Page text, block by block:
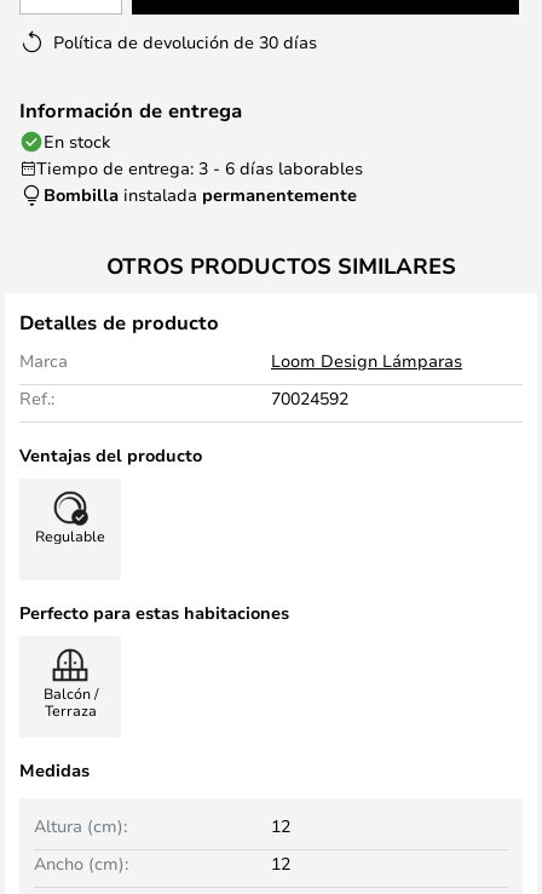
Política de devolución de 30 días
Información de entrega
En stock
Tiempo de entrega: 3 - 6 días laborables
Bombilla instalada permanentemente
OTROS PRODUCTOS SIMILARES
Detalles de producto
Marca
Loom Design Lámparas
Ref.:
70024592
Ventajas del producto
Regulable
Perfecto para estas habitaciones
Balcón /
Terraza
Medidas
Ancho (cm): 12
Altura (cm): 12